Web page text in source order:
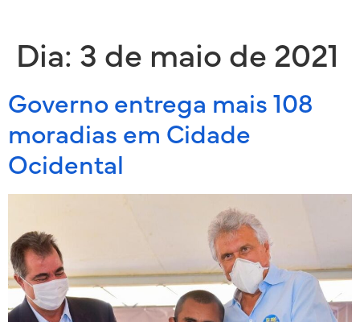
Dia: 3 de maio de 2021
Governo entrega mais 108
moradias em Cidade
Ocidental